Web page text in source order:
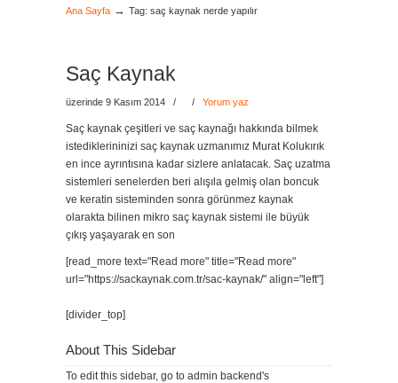
Ana Sayfa → Tag: saç kaynak nerde yapılır
Saç Kaynak
üzerinde 9 Kasım 2014 / / Yorum yaz
Saç kaynak çeşitleri ve saç kaynağı hakkında bilmek
istediklerininizi saç kaynak uzmanımız Murat Kolukırık
en ince ayrıntısına kadar sizlere anlatacak. Saç uzatma
sistemleri senelerden beri alışıla gelmiş olan boncuk
ve keratin sisteminden sonra görünmez kaynak
olarakta bilinen mikro saç kaynak sistemi ile büyük
çıkış yaşayarak en son
[read_more text="Read more" title="Read more"
url="https://sackaynak.com.tr/sac-kaynak/" align="left"]
[divider_top]
About This Sidebar
To edit this sidebar, go to admin backend's